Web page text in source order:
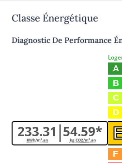
Classe Énergétique
Diagnostic De Performance
233.31
KWh/m².an 54.59*
kg CO2/m².an
A
B
C
D
F